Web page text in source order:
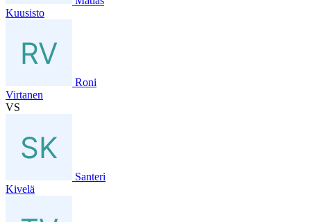
Kuusisto
Roni
Virtanen
VS
Santeri
Kivelä